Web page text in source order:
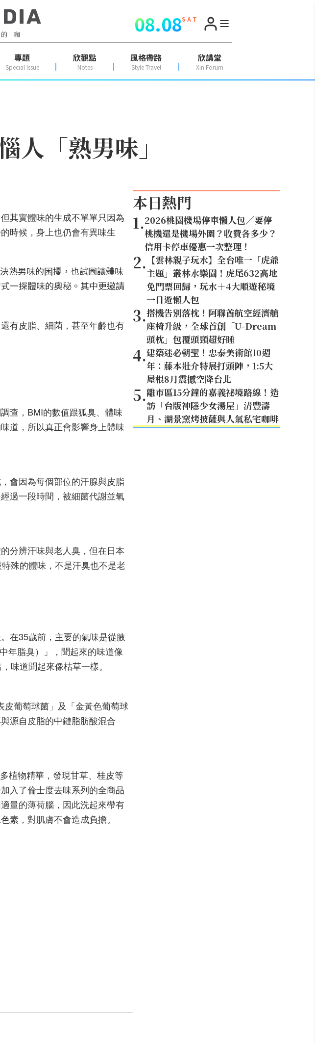
08.08S A T
專題
Special Issue
欣觀點
Notes
風格帶路
Style Travel
欣講堂
Xin Forum
人「熟男味」
其實體味的生成不單單只因為
時候，身上也仍會有異味生
熟男味的困擾，也試圖讓體味
一探體味的奧秘。其中更邀請
有皮脂、細菌，甚至年齡也有
查，BMI的數值跟狐臭、體味
道，所以真正會影響身上體味
會因為每個部位的汗腺與皮脂
過一段時間，被細菌代謝並氧
分辨汗味與老人臭，但在日本
殊的體味，不是汗臭也不是老
在35歲前，主要的氣味是從腋
年脂臭）」，聞起來的味道像
味道聞起來像枯草一樣。
葡萄球菌」及「金黃色葡萄球
源自皮脂的中鏈脂肪酸混合
植物精華，發現甘草、桂皮等
入了倫士度去味系列的全商品
量的薄荷腦，因此洗起來帶有
素，對肌膚不會造成負擔。
本日熱門
1.2026桃園機場停車懶人包／要停
桃機還是機場外圍？收費各多少？
信用卡停車優惠一次整理！
2. 【雲林親子玩水】全台唯一「虎爺
主題」叢林水樂園！虎尾632高地
免門票回歸，玩水＋4大順遊秘境
一日遊懶人包
3.搭機告別落枕！阿聯酋航空經濟艙
座椅升級，全球首創「U-Dream
頭枕」包覆頭頸超好睡
4.建築迷必朝聖！忠泰美術館10週
年：藤本壯介特展打頭陣，1:5大
屋根8月震撼空降台北
5.離市區15分鐘的嘉義祕境路線！造
訪「台版神隱少女湯屋」清豐濤
月、湖景窯烤披薩與人氣私宅咖啡